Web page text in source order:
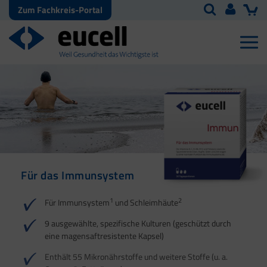
Zum Fachkreis-Portal
Für das Immunsystem
Für Immunsystem1 und Schleimhäute2
9 ausgewählte, spezifische Kulturen (geschützt durch
eine magensaftresistente Kapsel)
Enthält 55 Mikronährstoffe und weitere Stoffe (u. a.
Für Haut, Haare und
4
Für Ihre natürliche